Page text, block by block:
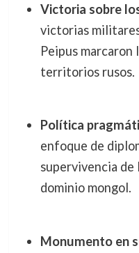
Victoria sobre
victorias
Peipus marcaron
territorios rusos.
Política
enfoque de
supervivencia de
dominio mongol.
Monumento en